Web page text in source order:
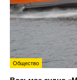
Общество